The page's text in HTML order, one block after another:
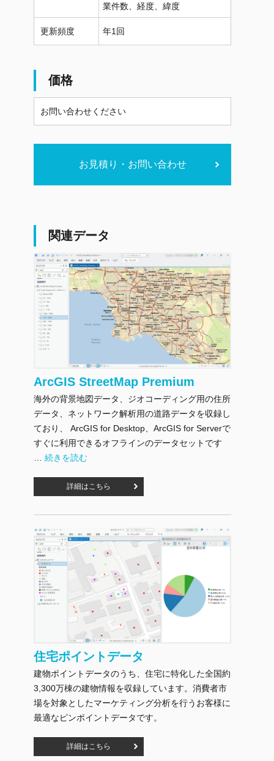
業件数、経度、緯度
更新頻度 年1回
価格
お問い合わせください
お見積り・お問い合わせ
関連データ
ArcGIS StreetMap Premium
海外の背景地図データ、ジオコーディング用の住所
データ、ネットワーク解析用の道路データを収録し
ており、 ArcGIS for Desktop、ArcGIS for Serverで
すぐに利用できるオフラインのデータセットです
"ArcGIS StreetMap Premium" の
続きを読む
詳細はこちら
住宅ポイントデータ
建物ポイントデータのうち、住宅に特化した全国約
3,300万棟の建物情報を収録しています。消費者市
場を対象としたマーケティング分析を行うお客様に
最適なピンポイントデータです。
詳細はこちら